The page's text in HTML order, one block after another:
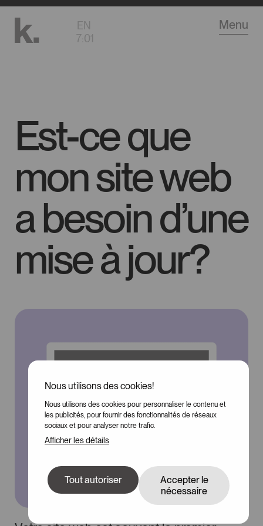
Nous utilisons des cookies!
Nous utilisons des cookies pour personnaliser le contenu et
les publicités, pour fournir des fonctionnalités de réseaux
sociaux et pour analyser notre trafic.
Afficher les détails
Tout autoriser
Accepter le
nécessaire
100
contenu
EN
7:01
Menu
Est-ce que
mon site web
a besoin d’une
mise à jour?